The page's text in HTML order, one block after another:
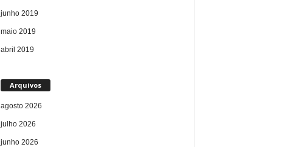
junho 2019
maio 2019
abril 2019
Arquivos
agosto 2026
julho 2026
junho 2026